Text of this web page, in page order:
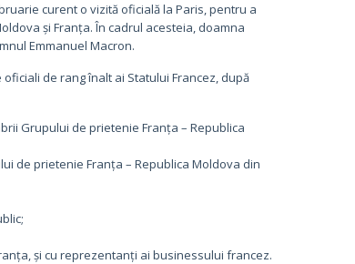
curent o vizită oficială la Paris, pentru a
și Franța. În cadrul acesteia, doamna
Emmanuel Macron.
de rang înalt ai Statului Francez, după
Grupului de prietenie Franța – Republica
de prietenie Franța – Republica Moldova din
și cu reprezentanți ai businessului francez.